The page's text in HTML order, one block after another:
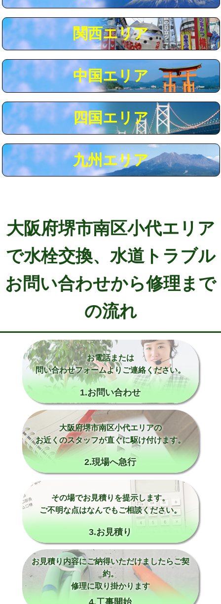
モルタル補修（厚さ10㎝まで） 27,500円
モルタル補修（厚さ10㎝超え） 38,500円
追加人工 16,500円
現場見積
※給水管工事は20mmまでの価格です。
関西エリア
中国エリア
四国エリア
九州エリア
大阪府堺市南区小代エリア
で水栓交換、水道トラブル
お問い合わせから修理まで
の流れ
お電話または
問い合わせフォームよりご連絡ください。
1.お問い合わせ
大阪府堺市南区小代エリアの
お近くのスタッフが直ぐに駆け付けます。
2.現場へ急行
その場でお見積りを提示します。
ご不明な点はなんでもご相談ください。
3.お見積り
お見積り内容にご納得いただけましたらご契
約。
修理に取り掛かります
4.工事開始